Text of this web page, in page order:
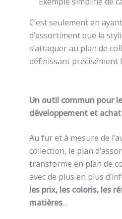
C’est seulement en
d’assortiment que la
s’attaquer au plan de
définissant précisément
Un outil commun pour
développement et achat
Au fur et à mesure de
collection, le plan
transforme en plan de
avec de plus en plus
les prix, les coloris, les
matières…